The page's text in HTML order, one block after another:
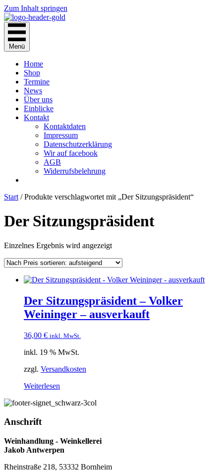
Zum Inhalt springen
Menü
Home
Shop
Termine
News
Über uns
Einblicke
Kontakt
Kontaktdaten
Impressum
Datenschutzerklärung
Wir auf facebook
AGB
Widerrufsbelehrung
Start / Produkte verschlagwortet mit „Der Sitzungspräsident“
Der Sitzungspräsident
Einzelnes Ergebnis wird angezeigt
Der Sitzungspräsident – Volker
Weininger – ausverkauft
36,00 € inkl. MwSt.
inkl. 19 % MwSt.
zzgl. Versandkosten
Weiterlesen
Anschrift
Weinhandlung - Weinkellerei
Jakob Antwerpen
Rheinstraße 218, 53332 Bornheim